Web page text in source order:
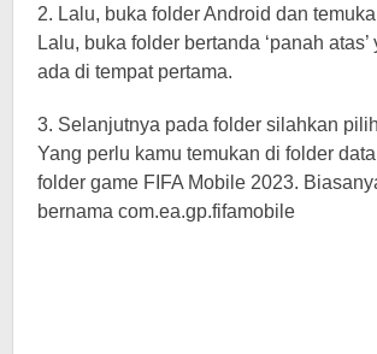
2. Lalu, buka folder Android dan
Lalu, buka folder bertanda ‘panah
ada di tempat pertama.
3. Selanjutnya pada folder silahkan
Yang perlu kamu temukan di folder
folder game FIFA Mobile 2023.
bernama com.ea.gp.fifamobile